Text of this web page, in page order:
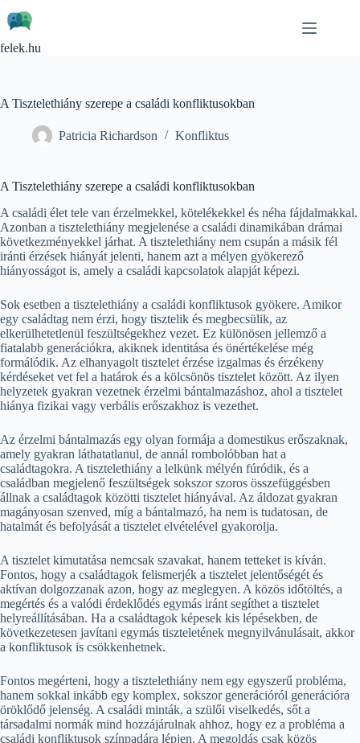
to
content
felek.hu
A Tisztelethiány szerepe a családi konfliktusokban
Patricia Richardson Konfliktus
A Tisztelethiány szerepe a családi konfliktusokban
A családi élet tele van érzelmekkel, kötelékekkel és néha fájdalmakkal.
Azonban a tisztelethiány megjelenése a családi dinamikában drámai
következményekkel járhat. A tisztelethiány nem csupán a másik fél
iránti érzések hiányát jelenti, hanem azt a mélyen gyökerező
hiányosságot is, amely a családi kapcsolatok alapját képezi.
Sok esetben a tisztelethiány a családi konfliktusok gyökere. Amikor
egy családtag nem érzi, hogy tisztelik és megbecsülik, az
elkerülhetetlenül feszültségekhez vezet. Ez különösen jellemző a
fiatalabb generációkra, akiknek identitása és önértékelése még
formálódik. Az elhanyagolt tisztelet érzése izgalmas és érzékeny
kérdéseket vet fel a határok és a kölcsönös tisztelet között. Az ilyen
helyzetek gyakran vezetnek érzelmi bántalmazáshoz, ahol a tisztelet
hiánya fizikai vagy verbális erőszakhoz is vezethet.
Az érzelmi bántalmazás egy olyan formája a domestikus erőszaknak,
amely gyakran láthatatlanul, de annál rombolóbban hat a
családtagokra. A tisztelethiány a lelkünk mélyén fúródik, és a
családban megjelenő feszültségek sokszor szoros összefüggésben
állnak a családtagok közötti tisztelet hiányával. Az áldozat gyakran
magányosan szenved, míg a bántalmazó, ha nem is tudatosan, de
hatalmát és befolyását a tisztelet elvételével gyakorolja.
A tisztelet kimutatása nemcsak szavakat, hanem tetteket is kíván.
Fontos, hogy a családtagok felismerjék a tisztelet jelentőségét és
aktívan dolgozzanak azon, hogy az meglegyen. A közös időtöltés, a
megértés és a valódi érdeklődés egymás iránt segíthet a tisztelet
helyreállításában. Ha a családtagok képesek kis lépésekben, de
következetesen javítani egymás tiszteletének megnyilvánulásait, akkor
a konfliktusok is csökkenhetnek.
Fontos megérteni, hogy a tisztelethiány nem egy egyszerű probléma,
hanem sokkal inkább egy komplex, sokszor generációról generációra
öröklődő jelenség. A családi minták, a szülői viselkedés, sőt a
társadalmi normák mind hozzájárulnak ahhoz, hogy ez a probléma a
családi konfliktusok színpadára lépjen. A megoldás csak közös